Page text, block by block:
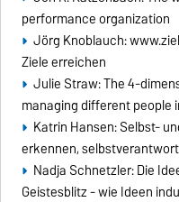
performance organization
Jörg Knoblauch:
Ziele erreichen
Julie Straw: The 4-
managing different people
Katrin Hansen: Selbst-
erkennen,
Nadja Schnetzler: Die
Geistesblitz - wie Ideen